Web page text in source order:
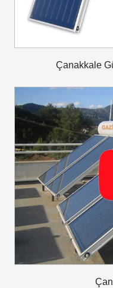
Çanakkale